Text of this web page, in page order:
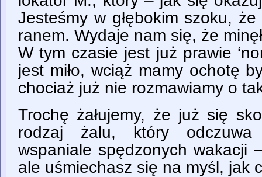
Jesteśmy w głębokim szoku,
ranem. Wydaje nam się, że
W tym czasie jest już prawie
jest miło, wciąż mamy ochotę
chociaż już nie rozmawiamy o
Trochę żałujemy, że już się
rodzaj żalu, który
wspaniale spędzonych wakacji
ale uśmiechasz się na myśl, jak